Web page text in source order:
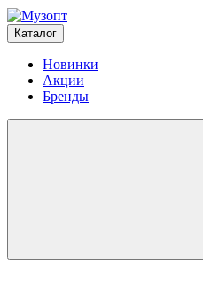
Каталог
Новинки
Акции
Бренды